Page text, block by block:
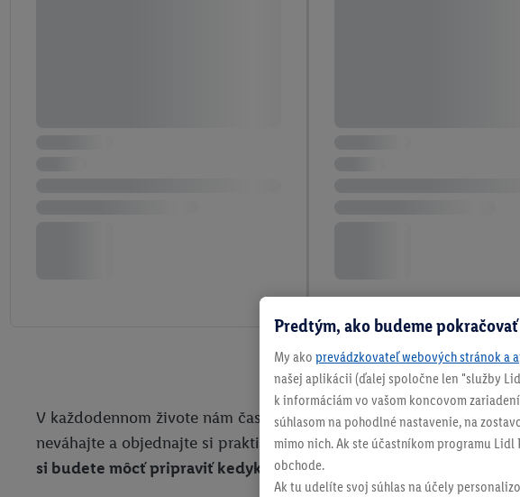
V každodennom živote nám často na varenie nezostáva veľa času.
neváhajte a objednajte si praktického pomocníka do kuchyne!S
si budete môcť pripraviť kedykoľvek, rýchlo a celkom pohodlne.
Predtým, ako budeme
My ako prevádzkovateľ webových stránok a
našej aplikácii (ďalej spoločne len "služby
k informáciám vo vašom koncovom
súhlasom na pohodlné nastavenie, na
mimo nich. Ak ste účastníkom programu
obchode.
Ak tu udelíte svoj súhlas na účely